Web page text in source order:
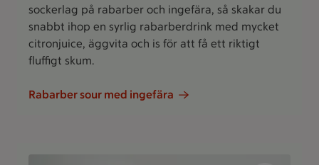
sockerlag på rabarber och ingefära, så skakar du
snabbt ihop en syrlig rabarberdrink med mycket
citronjuice, äggvita och is för att få ett riktigt
fluffigt skum.
Rabarber sour med ingefära